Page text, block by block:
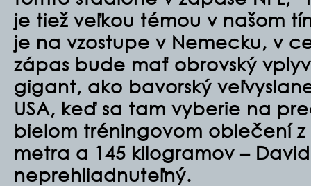
je tiež veľkou témou v našom
je na vzostupe v Nemecku, v
zápas bude mať obrovský
gigant, ako bavorský
USA, keď sa tam vyberie na
bielom tréningovom oblečení z
metra a 145 kilogramov –
neprehliadnuteľný.